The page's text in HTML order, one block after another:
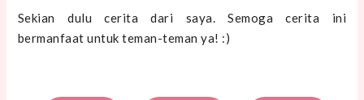
Sekian dulu cerita dari saya. Semoga cerita ini
bermanfaat untuk teman-teman ya! :)